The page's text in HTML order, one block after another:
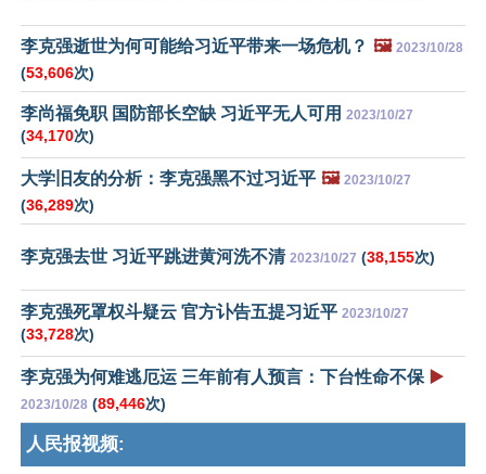
李克强逝世为何可能给习近平带来一场危机？ 🖼️ 2023/10/28
(53,606次)
李尚福免职 国防部长空缺 习近平无人可用 2023/10/27
(34,170次)
大学旧友的分析：李克强黑不过习近平 🖼️ 2023/10/27
(36,289次)
李克强去世 习近平跳进黄河洗不清 2023/10/27 (38,155次)
李克强死罩权斗疑云 官方讣告五提习近平 2023/10/27
(33,728次)
李克强为何难逃厄运 三年前有人预言：下台性命不保 ▶️
2023/10/28 (89,446次)
人民报视频: